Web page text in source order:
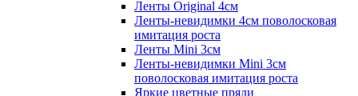
Ленты Original 4см
Ленты-невидимки 4см поволосковая
имитация роста
Ленты Mini 3см
Ленты-невидимки Mini 3см
поволосковая имитация роста
Яркие цветные пряди